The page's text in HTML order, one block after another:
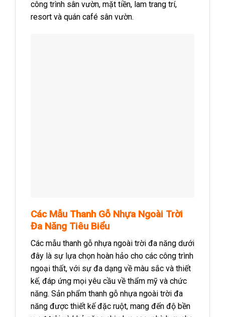
công trình sân vườn, mặt tiền, lam trang trí,
resort và quán café sân vườn.
Các Mẫu Thanh Gỗ Nhựa Ngoài Trời
Đa Năng Tiêu Biểu
Các mẫu thanh gỗ nhựa ngoài trời đa năng dưới
đây là sự lựa chọn hoàn hảo cho các công trình
ngoại thất, với sự đa dạng về màu sắc và thiết
kế, đáp ứng mọi yêu cầu về thẩm mỹ và chức
năng. Sản phẩm thanh gỗ nhựa ngoài trời đa
năng được thiết kế đặc ruột, mang đến độ bền